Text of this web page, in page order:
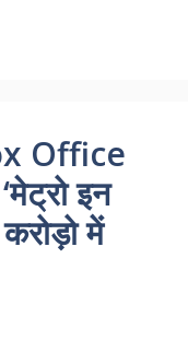
Office
इन
में